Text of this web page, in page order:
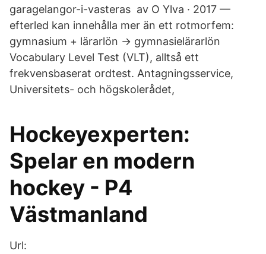
garagelangor-i-vasteras av O Ylva · 2017 —
efterled kan innehålla mer än ett rotmorfem:
gymnasium + lärarlön → gymnasielärarlön
Vocabulary Level Test (VLT), alltså ett
frekvensbaserat ordtest. Antagningsservice,
Universitets- och högskolerådet,
Hockeyexperten:
Spelar en modern
hockey - P4
Västmanland
Url: